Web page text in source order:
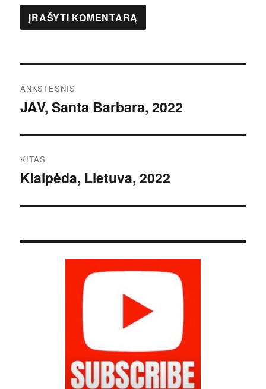
tarp
ANKSTESNIS
Ankstesnis
JAV, Santa Barbara, 2022
KITAS
Kitas
Klaipėda, Lietuva, 2022